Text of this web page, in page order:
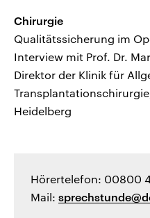
Chirurgie
Qualitätssicherung im
Interview mit Prof. Dr.
Direktor der Klinik für
Heidelberg
Hörertelefon: 00800
Mail: